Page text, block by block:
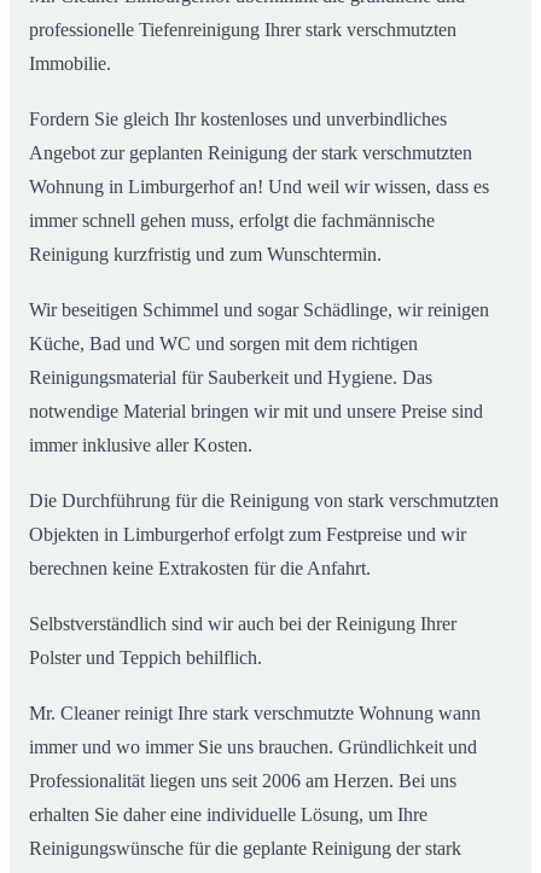
professionelle Tiefenreinigung Ihrer stark verschmutzten
Immobilie.
Fordern Sie gleich Ihr kostenloses und unverbindliches
Angebot zur geplanten Reinigung der stark verschmutzten
Wohnung in Limburgerhof an! Und weil wir wissen, dass es
immer schnell gehen muss, erfolgt die fachmännische
Reinigung kurzfristig und zum Wunschtermin.
Wir beseitigen Schimmel und sogar Schädlinge, wir reinigen
Küche, Bad und WC und sorgen mit dem richtigen
Reinigungsmaterial für Sauberkeit und Hygiene. Das
notwendige Material bringen wir mit und unsere Preise sind
immer inklusive aller Kosten.
Die Durchführung für die Reinigung von stark verschmutzten
Objekten in Limburgerhof erfolgt zum Festpreise und wir
berechnen keine Extrakosten für die Anfahrt.
Selbstverständlich sind wir auch bei der Reinigung Ihrer
Polster und Teppich behilflich.
Mr. Cleaner reinigt Ihre stark verschmutzte Wohnung wann
immer und wo immer Sie uns brauchen. Gründlichkeit und
Professionalität liegen uns seit 2006 am Herzen. Bei uns
erhalten Sie daher eine individuelle Lösung, um Ihre
Reinigungswünsche für die geplante Reinigung der stark